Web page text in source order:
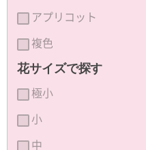
アプリコット
複色
花サイズで探す
極小
小
中